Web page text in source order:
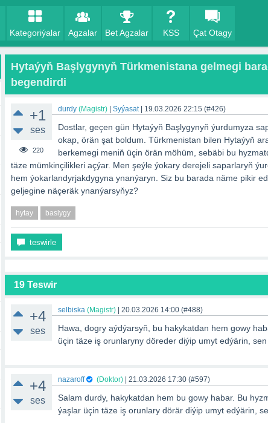
Kategoriýalar Agzalar Bet Agzalar KSS Çat Otagy
Hytaýyň Başlygynyň Türkmenistana gelmegi
begendirdi
+1
ses
220
durdy (Magistr) Syýasat| 19.03.2026 22:15 (#426)
Dostlar, geçen gün Hytaýyň Başlygynyň ýurdumyza
okap, örän şat boldum. Türkmenistan bilen Hytaýyň
berkemegi meniň üçin örän möhüm, sebäbi bu
täze mümkinçilikleri açýar. Men şeýle ýokary derejeli saparlaryň
hem ýokarlandyrjakdygyna ynanýaryn. Siz bu barada näme pikir
geljegine näçeräk ynanýarsyňyz?
hytay baslygy
teswirle
19 Teswir
+4
ses
selbiska (Magistr) 20.03.2026 14:00 (#488)
Hawa, dogry aýdýarsyň, bu hakykatdan hem gowy
üçin täze iş orunlaryny döreder diýip umyt edýärin,
+4
ses
nazaroff (Doktor) 21.03.2026 17:30 (#597)
Salam durdy, hakykatdan hem bu gowy habar. Bu
ýaşlar üçin täze iş orunlary dörär diýip umyt edýärin,